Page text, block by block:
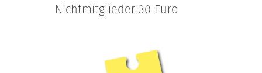
Nichtmitglieder 30 Euro